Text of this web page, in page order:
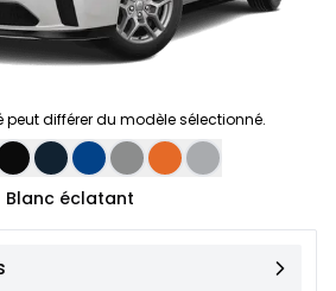
peut différer du modèle sélectionné.
Blanc éclatant